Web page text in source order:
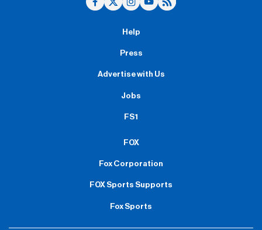
Help
Press
Advertise with Us
Jobs
FS1
FOX
Fox Corporation
FOX Sports Supports
Fox Sports